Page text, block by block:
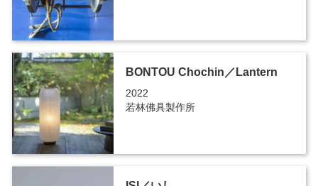
BONTOU Chochin／Lantern
2022
若林佛具製作所